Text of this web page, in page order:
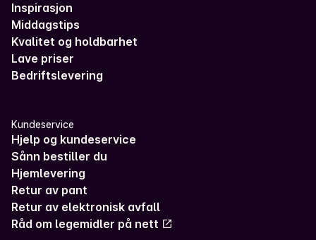
Inspirasjon
Middagstips
Kvalitet og holdbarhet
Lave priser
Bedriftslevering
Kundeservice
Hjelp og kundeservice
Sånn bestiller du
Hjemlevering
Retur av pant
Retur av elektronisk avfall
Råd om legemidler på nett